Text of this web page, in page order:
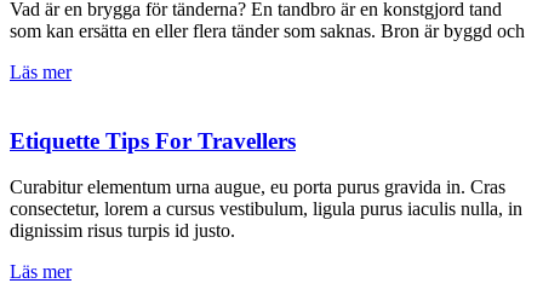
Vad är en brygga för tänderna? En tandbro är en konstgjord tand
som kan ersätta en eller flera tänder som saknas. Bron är byggd och
Läs mer
Etiquette Tips For Travellers
Curabitur elementum urna augue, eu porta purus gravida in. Cras
consectetur, lorem a cursus vestibulum, ligula purus iaculis nulla, in
dignissim risus turpis id justo.
Läs mer